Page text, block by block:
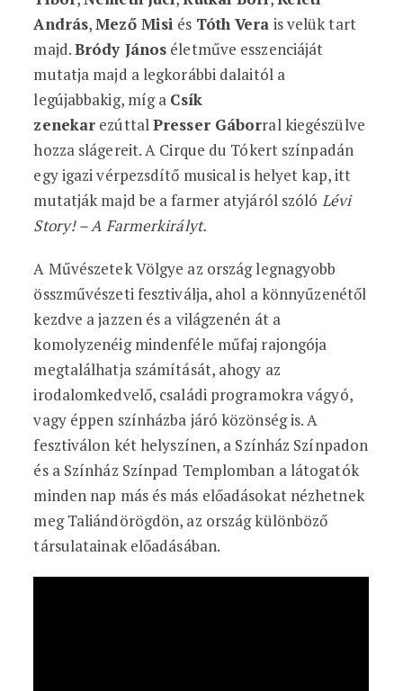
András,Mező Misi és Tóth Vera is velük tart
majd.Bródy János életműve esszenciáját
mutatja majd a legkorábbi dalaitól a
legújabbakig, míg a Csík
zenekar ezúttalPresser Gáborral kiegészülve
hozza slágereit. A Cirque du Tókert színpadán
egy igazi vérpezsdítő musical is helyet kap, itt
mutatják majd be a farmer atyjáról szóló Lévi
Story! – A Farmerkirályt.
A Művészetek Völgye az ország legnagyobb
összművészeti fesztiválja, ahol a könnyűzenétől
kezdve a jazzen és a világzenén át a
komolyzenéig mindenféle műfaj rajongója
megtalálhatja számítását, ahogy az
irodalomkedvelő, családi programokra vágyó,
vagy éppen színházba járó közönség is. A
fesztiválon két helyszínen, a Színház Színpadon
és a Színház Színpad Templomban a látogatók
minden nap más és más előadásokat nézhetnek
meg Taliándörögdön, az ország különböző
társulatainak előadásában.